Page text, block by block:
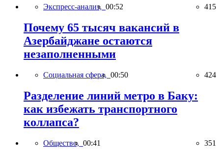
Экспресс-анализ, 00:52 415
Почему 65 тысяч вакансий в
Азербайджане остаются
незаполненными
Социальная сфера, 00:50 424
Разделение линий метро в Баку:
как избежать транспортного
коллапса?
Общество, 00:41 351